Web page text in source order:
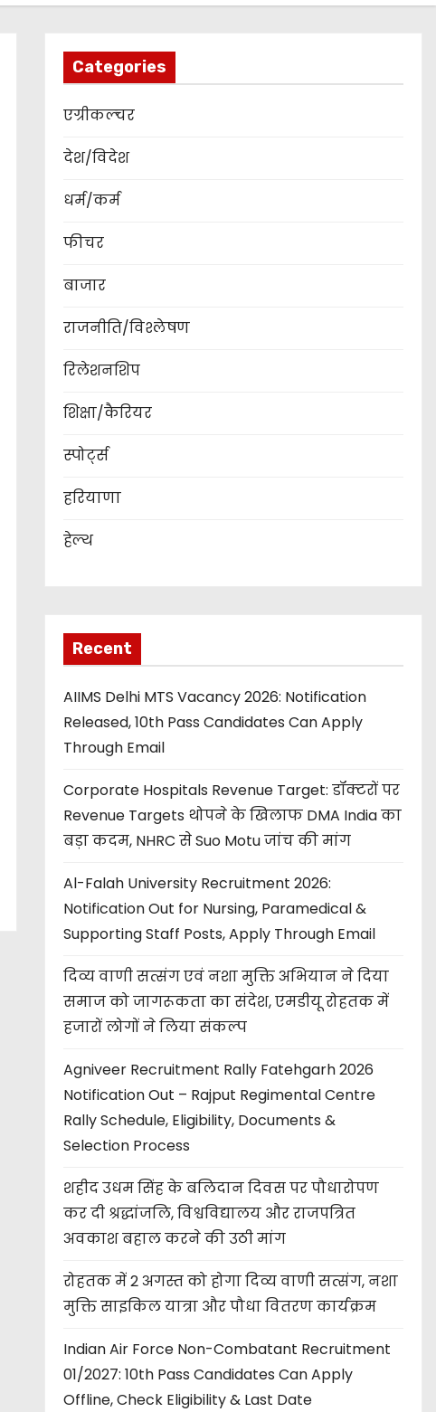
Categories
एग्रीकल्चर
देश/विदेश
धर्म/कर्म
फीचर
बाजार
राजनीति/विश्लेषण
रिलेशनशिप
शिक्षा/कैरियर
स्पोर्ट्स
हरियाणा
हेल्थ
Recent
AIIMS Delhi MTS Vacancy 2026: Notification
Released, 10th Pass Candidates Can Apply
Through Email
Corporate Hospitals Revenue Target: डॉक्टरों पर
Revenue Targets थोपने के खिलाफ DMA India का
बड़ा कदम, NHRC से Suo Motu जांच की मांग
Al-Falah University Recruitment 2026:
Notification Out for Nursing, Paramedical &
Supporting Staff Posts, Apply Through Email
दिव्य वाणी सत्संग एवं नशा मुक्ति अभियान ने दिया
समाज को जागरूकता का संदेश, एमडीयू रोहतक में
हजारों लोगों ने लिया संकल्प
Agniveer Recruitment Rally Fatehgarh 2026
Notification Out – Rajput Regimental Centre
Rally Schedule, Eligibility, Documents &
Selection Process
शहीद उधम सिंह के बलिदान दिवस पर पौधारोपण
कर दी श्रद्धांजलि, विश्वविद्यालय और राजपत्रित
अवकाश बहाल करने की उठी मांग
रोहतक में 2 अगस्त को होगा दिव्य वाणी सत्संग, नशा
मुक्ति साइकिल यात्रा और पौधा वितरण कार्यक्रम
Indian Air Force Non-Combatant Recruitment
01/2027: 10th Pass Candidates Can Apply
Offline, Check Eligibility & Last Date